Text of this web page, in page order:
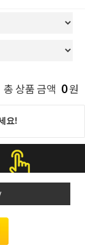
총 상품 금액 0원